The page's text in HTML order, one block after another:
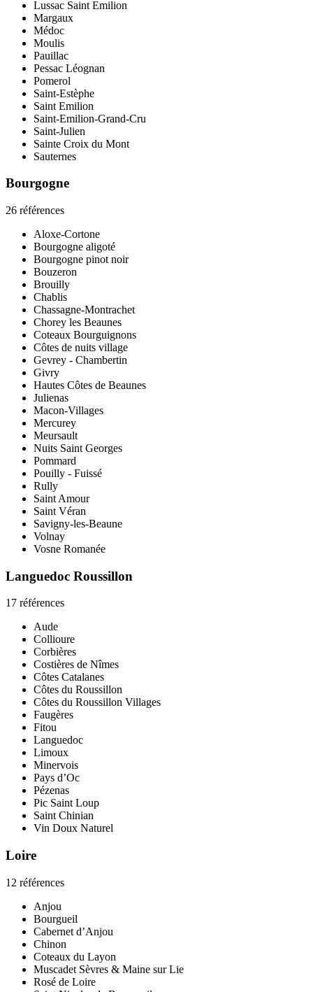
Lussac Saint Emilion
Margaux
Médoc
Moulis
Pauillac
Pessac Léognan
Pomerol
Saint-Estèphe
Saint Emilion
Saint-Emilion-Grand-Cru
Saint-Julien
Sainte Croix du Mont
Sauternes
Bourgogne
26 références
Aloxe-Cortone
Bourgogne aligoté
Bourgogne pinot noir
Bouzeron
Brouilly
Chablis
Chassagne-Montrachet
Chorey les Beaunes
Coteaux Bourguignons
Côtes de nuits village
Gevrey - Chambertin
Givry
Hautes Côtes de Beaunes
Julienas
Macon-Villages
Mercurey
Meursault
Nuits Saint Georges
Pommard
Pouilly - Fuissé
Rully
Saint Amour
Saint Véran
Savigny-les-Beaune
Volnay
Vosne Romanée
Languedoc Roussillon
17 références
Aude
Collioure
Corbières
Costières de Nîmes
Côtes Catalanes
Côtes du Roussillon
Côtes du Roussillon Villages
Faugères
Fitou
Languedoc
Limoux
Minervois
Pays d’Oc
Pézenas
Pic Saint Loup
Saint Chinian
Vin Doux Naturel
Loire
12 références
Anjou
Bourgueil
Cabernet d’Anjou
Chinon
Coteaux du Layon
Muscadet Sèvres & Maine sur Lie
Rosé de Loire